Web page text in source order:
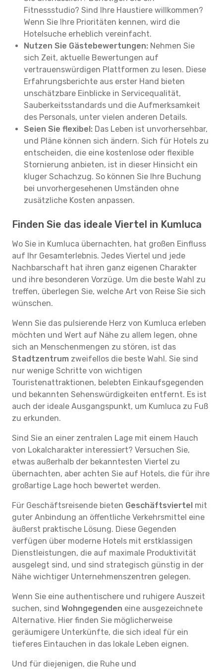
Fitnessstudio? Sind Ihre Haustiere willkommen?
Wenn Sie Ihre Prioritäten kennen, wird die
Hotelsuche erheblich vereinfacht.
Nutzen Sie Gästebewertungen: Nehmen Sie
sich Zeit, aktuelle Bewertungen auf
vertrauenswürdigen Plattformen zu lesen. Diese
Erfahrungsberichte aus erster Hand bieten
unschätzbare Einblicke in Servicequalität,
Sauberkeitsstandards und die Aufmerksamkeit
des Personals, unter vielen anderen Details.
Seien Sie flexibel: Das Leben ist unvorhersehbar,
und Pläne können sich ändern. Sich für Hotels zu
entscheiden, die eine kostenlose oder flexible
Stornierung anbieten, ist in dieser Hinsicht ein
kluger Schachzug. So können Sie Ihre Buchung
bei unvorhergesehenen Umständen ohne
zusätzliche Kosten anpassen.
Finden Sie das ideale Viertel in Kumluca
Wo Sie in Kumluca übernachten, hat großen Einfluss
auf Ihr Gesamterlebnis. Jedes Viertel und jede
Nachbarschaft hat ihren ganz eigenen Charakter
und ihre besonderen Vorzüge. Um die beste Wahl zu
treffen, überlegen Sie, welche Art von Reise Sie sich
wünschen.
Wenn Sie das pulsierende Herz von Kumluca erleben
möchten und Wert auf Nähe zu allem legen, ohne
sich an Menschenmengen zu stören, ist das
Stadtzentrum zweifellos die beste Wahl. Sie sind
nur wenige Schritte von wichtigen
Touristenattraktionen, belebten Einkaufsgegenden
und bekannten Sehenswürdigkeiten entfernt. Es ist
auch der ideale Ausgangspunkt, um Kumluca zu Fuß
zu erkunden.
Sind Sie an einer zentralen Lage mit einem Hauch
von Lokalcharakter interessiert? Versuchen Sie,
etwas außerhalb der bekanntesten Viertel zu
übernachten, aber achten Sie auf Hotels, die für ihre
großartige Lage hoch bewertet werden.
Für Geschäftsreisende bieten Geschäftsviertel mit
guter Anbindung an öffentliche Verkehrsmittel eine
äußerst praktische Lösung. Diese Gegenden
verfügen über moderne Hotels mit erstklassigen
Dienstleistungen, die auf maximale Produktivität
ausgelegt sind, und sind strategisch günstig in der
Nähe wichtiger Unternehmenszentren gelegen.
Wenn Sie eine authentischere und ruhigere Auszeit
suchen, sind Wohngegenden eine ausgezeichnete
Alternative. Hier finden Sie möglicherweise
geräumigere Unterkünfte, die sich ideal für ein
tieferes Eintauchen in das lokale Leben eignen.
Und für diejenigen, die Ruhe und